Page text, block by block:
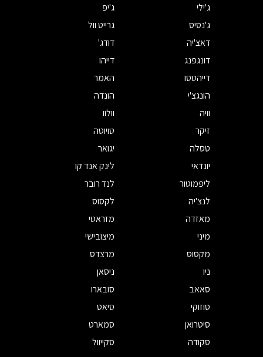
ג'ילי
ג'יפ
ג'נסיס
גרייט וול
דאצ'יה
דודג'
דונגפנג
דייהו
דייהטסו
האמר
הונגצ'י
הונדה
וויה
וולוו
זיקר
טויוטה
טסלה
יגואר
יונדאי
לינק אנד קו
ליפמוטור
לנד רובר
לנצ'יה
לקסוס
מאזדה
מזראטי
מיני
מיצובישי
מקסוס
מרצדס
ניו
ניסאן
סאאב
סובארו
סוזוקי
סיאט
סיטרואן
סמארט
סקודה
סקייוול